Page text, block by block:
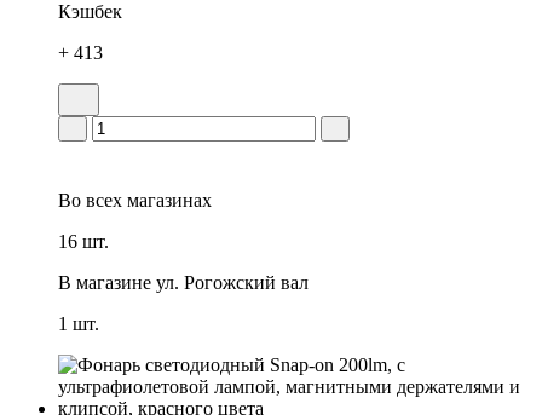
Кэшбек
+ 413
Во всех магазинах
16 шт.
В магазине ул. Рогожский вал
1 шт.